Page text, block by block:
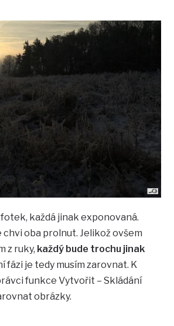
každá jinak exponovaná.
chvi oba prolnut. Jelikož ovšem
z ruky, každý bude trochu jinak
fázi je tedy musím zarovnat. K
funkce Vytvořit – Skládání
obrázky.